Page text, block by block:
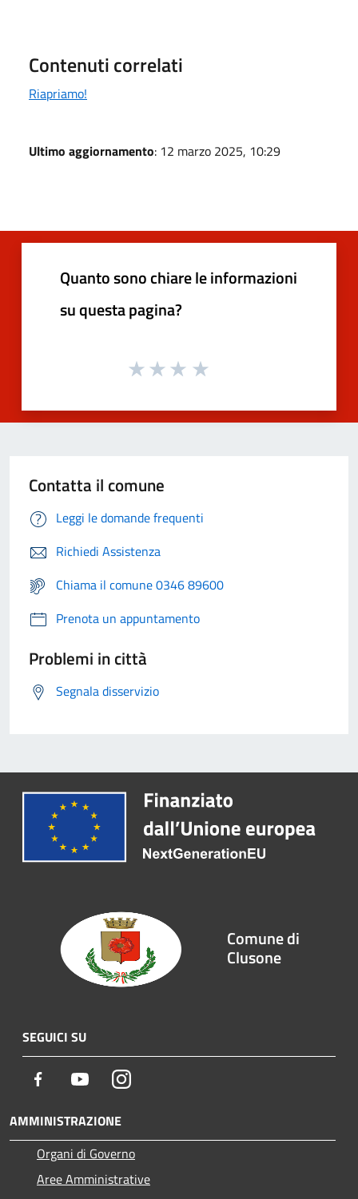
Contenuti correlati
Riapriamo!
Ultimo aggiornamento: 12 marzo 2025, 10:29
Quanto sono chiare le informazioni
su questa pagina?
Contatta il comune
Leggi le domande frequenti
Richiedi Assistenza
Chiama il comune 0346 89600
Prenota un appuntamento
Problemi in città
Segnala disservizio
Comune di
Clusone
SEGUICI SU
Facebook YoutubeInstagram
AMMINISTRAZIONE
Organi di Governo
Aree Amministrative